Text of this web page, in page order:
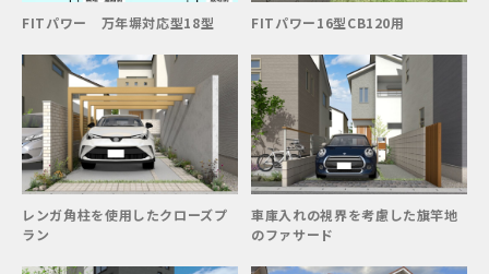
FITパワー 万年塀対応型18型 FITパワー16型CB120用
レンガ角柱を使用したクローズプ
ラン
車庫入れの視界を考慮した旗竿地
のファサード